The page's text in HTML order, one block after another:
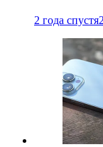
2 года спустя